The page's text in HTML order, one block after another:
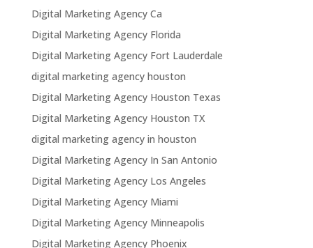
Digital Marketing Agency Ca
Digital Marketing Agency Florida
Digital Marketing Agency Fort Lauderdale
digital marketing agency houston
Digital Marketing Agency Houston Texas
Digital Marketing Agency Houston TX
digital marketing agency in houston
Digital Marketing Agency In San Antonio
Digital Marketing Agency Los Angeles
Digital Marketing Agency Miami
Digital Marketing Agency Minneapolis
Digital Marketing Agency Phoenix